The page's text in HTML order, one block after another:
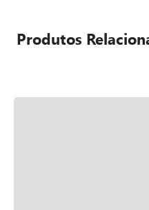
Produtos